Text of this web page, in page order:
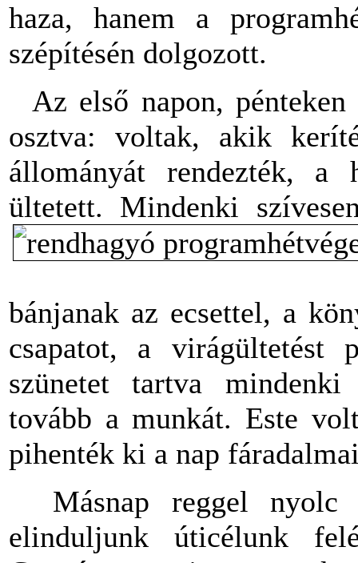
haza, hanem a
szépítésén dolgozott.
Az első napon,
osztva: voltak, akik
állományát rendezték, a
ültetett. Mindenki
bánjanak az ecsettel, a
csapatot, a virágültetést
szünetet tartva
tovább a munkát. Este
pihenték ki a nap
Másnap reggel nyolc
elinduljunk úticélunk